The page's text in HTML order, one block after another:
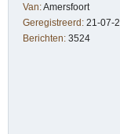
Van:Amersfoort
Geregistreerd: 21-07-
Berichten: 3524